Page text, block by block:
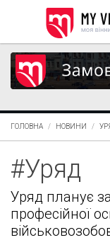
ГОЛОВНА НОВИНИ
#Уряд
Уряд планує
професійної